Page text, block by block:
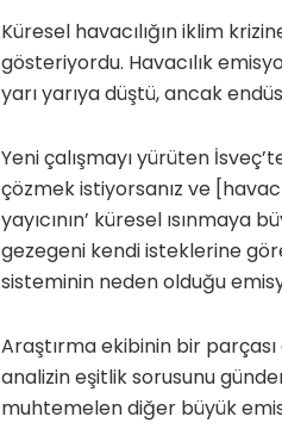
Küresel havacılığın iklim
gösteriyordu. Havacılık
yarı yarıya düştü, ancak
Yeni çalışmayı yürüten
çözmek istiyorsanız ve
yayıcının’ küresel
gezegeni kendi isteklerine
sisteminin neden olduğu
Araştırma ekibinin bir
analizin eşitlik sorusunu
muhtemelen diğer büyük